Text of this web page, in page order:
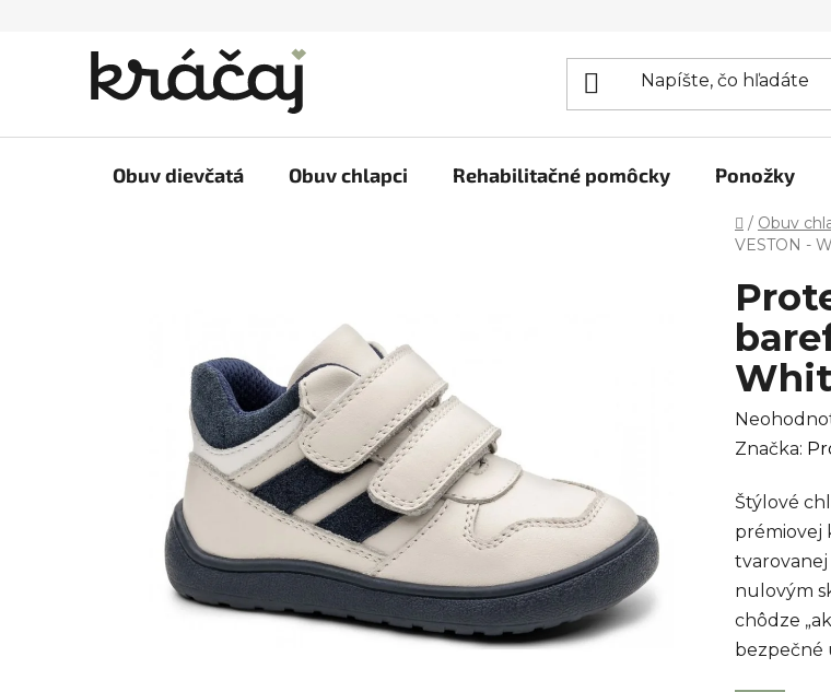
Obuv dievčatá Obuv chlapci Rehabilitačné pomôcky Ponožky
Domov
/ Obuv
VESTON -
Priemerné
je
0,0
z
5
Značka:
Štýlové
prémiovej
tvarovanej
nulovým
chôdze
bezpečné